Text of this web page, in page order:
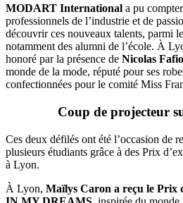
MODART International a pu
professionnels de l’industrie et de
découvrir ces nouveaux talents, parmi
notamment des alumni de l’école. À
honoré par la présence de Nicolas
monde de la mode, réputé pour ses
confectionnées pour le comité Miss
Coup de projecteur
Ces deux défilés ont été l’occasion de
plusieurs étudiants grâce à des Prix
à Lyon.
À Lyon, Maïlys Caron a reçu le Prix